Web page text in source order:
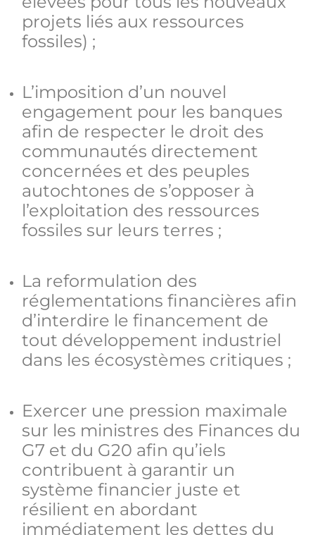
projets liés aux ressources
fossiles) ;
L’imposition d’un nouvel
engagement pour les banques
afin de respecter le droit des
communautés directement
concernées et des peuples
autochtones de s’opposer à
l’exploitation des ressources
fossiles sur leurs terres ;
La reformulation des
réglementations financières afin
d’interdire le financement de
tout développement industriel
dans les écosystèmes critiques ;
Exercer une pression maximale
sur les ministres des Finances du
G7 et du G20 afin qu’iels
contribuent à garantir un
système financier juste et
résilient en abordant
immédiatement les dettes du